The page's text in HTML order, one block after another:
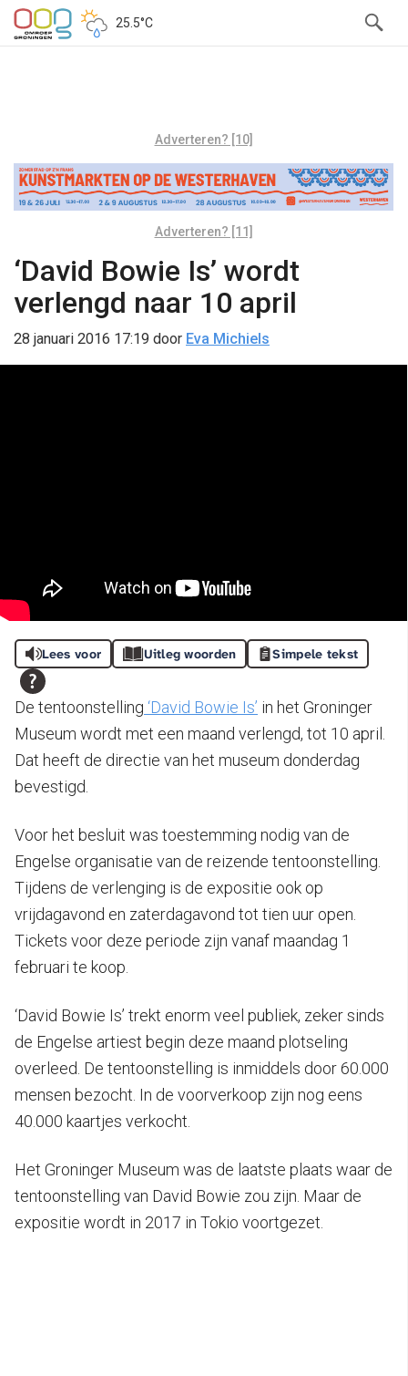
25.5°C
Adverteren? [10]
Adverteren? [11]
‘David Bowie Is’ wordt
verlengd naar 10 april
28 januari 2016 17:19 door Eva Michiels
Lees voor Uitleg woorden Simpele tekst
De tentoonstelling ‘David Bowie Is’ in het Groninger
Museum wordt met een maand verlengd, tot 10 april.
Dat heeft de directie van het museum donderdag
bevestigd.
Voor het besluit was toestemming nodig van de
Engelse organisatie van de reizende tentoonstelling.
Tijdens de verlenging is de expositie ook op
vrijdagavond en zaterdagavond tot tien uur open.
Tickets voor deze periode zijn vanaf maandag 1
februari te koop.
‘David Bowie Is’ trekt enorm veel publiek, zeker sinds
de Engelse artiest begin deze maand plotseling
overleed. De tentoonstelling is inmiddels door 60.000
mensen bezocht. In de voorverkoop zijn nog eens
40.000 kaartjes verkocht.
Het Groninger Museum was de laatste plaats waar de
tentoonstelling van David Bowie zou zijn. Maar de
expositie wordt in 2017 in Tokio voortgezet.